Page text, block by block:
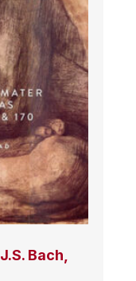
Bach,